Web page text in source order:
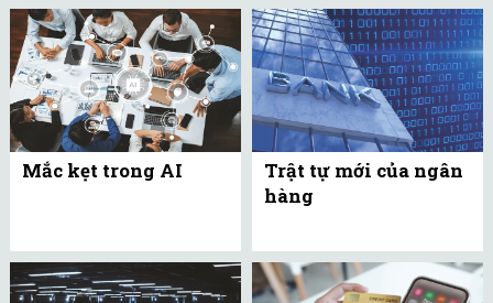
Mắc kẹt trong AI
Trật tự mới của ngân
hàng